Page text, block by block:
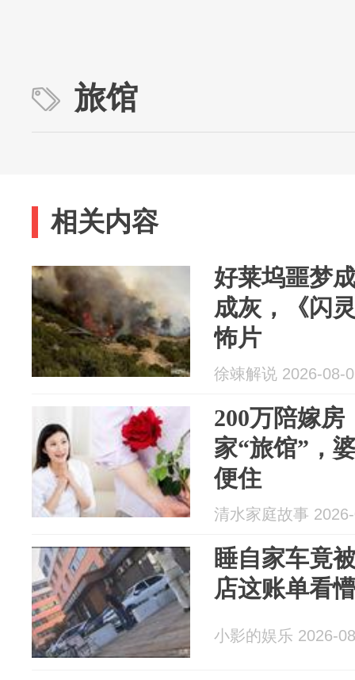
旅馆
相关内容
好莱坞噩梦
成灰，《闪
怖片
徐竦解说 2026-08-
200万陪嫁
家“旅馆”，
便住
清水家庭故事
睡自家车竟
店这账单看
小影的娱乐 2026-